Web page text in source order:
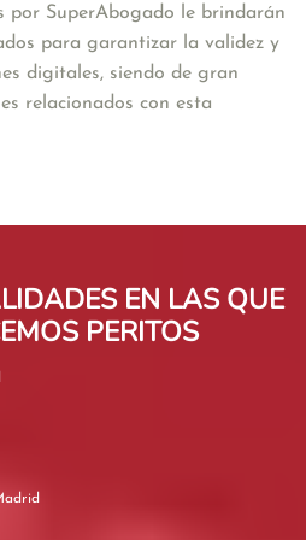
por SuperAbogado le brindarán
para garantizar la validez y
digitales, siendo de gran
relacionados con esta
EN LAS QUE
PERITOS
plagas en Madrid